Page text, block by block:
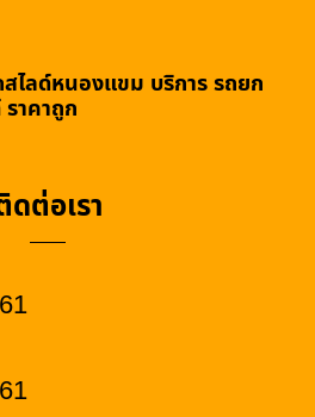
ไลด์หนองแขม บริการ รถยก
าคาถูก
ดต่อเรา